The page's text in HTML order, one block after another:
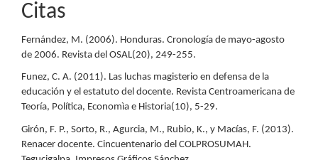
Citas
Fernández, M. (2006). Honduras. Cronología de mayo-agosto
de 2006. Revista del OSAL(20), 249-255.
Funez, C. A. (2011). Las luchas magisterio en defensa de la
educación y el estatuto del docente. Revista Centroamericana de
Teoría, Política, Economìa e Historia(10), 5-29.
Girón, F. P., Sorto, R., Agurcia, M., Rubio, K., y Macías, F. (2013).
Renacer docente. Cincuentenario del COLPROSUMAH.